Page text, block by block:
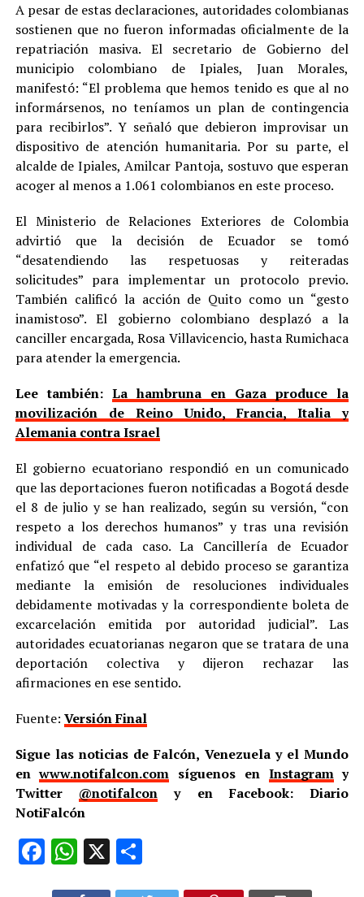
A pesar de estas declaraciones, autoridades colombianas
sostienen que no fueron informadas oficialmente de la
repatriación masiva. El secretario de Gobierno del
municipio colombiano de Ipiales, Juan Morales,
manifestó: “El problema que hemos tenido es que al no
informársenos, no teníamos un plan de contingencia
para recibirlos”. Y señaló que debieron improvisar un
dispositivo de atención humanitaria. Por su parte, el
alcalde de Ipiales, Amilcar Pantoja, sostuvo que esperan
acoger al menos a 1.061 colombianos en este proceso.
El Ministerio de Relaciones Exteriores de Colombia
advirtió que la decisión de Ecuador se tomó
“desatendiendo las respetuosas y reiteradas
solicitudes” para implementar un protocolo previo.
También calificó la acción de Quito como un “gesto
inamistoso”. El gobierno colombiano desplazó a la
canciller encargada, Rosa Villavicencio, hasta Rumichaca
para atender la emergencia.
Lee también: La hambruna en Gaza produce la
movilización de Reino Unido, Francia, Italia y
Alemania contra Israel
El gobierno ecuatoriano respondió en un comunicado
que las deportaciones fueron notificadas a Bogotá desde
el 8 de julio y se han realizado, según su versión, “con
respeto a los derechos humanos” y tras una revisión
individual de cada caso. La Cancillería de Ecuador
enfatizó que “el respeto al debido proceso se garantiza
mediante la emisión de resoluciones individuales
debidamente motivadas y la correspondiente boleta de
excarcelación emitida por autoridad judicial”. Las
autoridades ecuatorianas negaron que se tratara de una
deportación colectiva y dijeron rechazar las
afirmaciones en ese sentido.
Fuente: Versión Final
Sigue las noticias de Falcón, Venezuela y el Mundo
enwww.notifalcon.com síguenos en Instagramy
Twitter @notifalcon y en Facebook: Diario
NotiFalcón
Facebook
WhatsApp
X Compartir